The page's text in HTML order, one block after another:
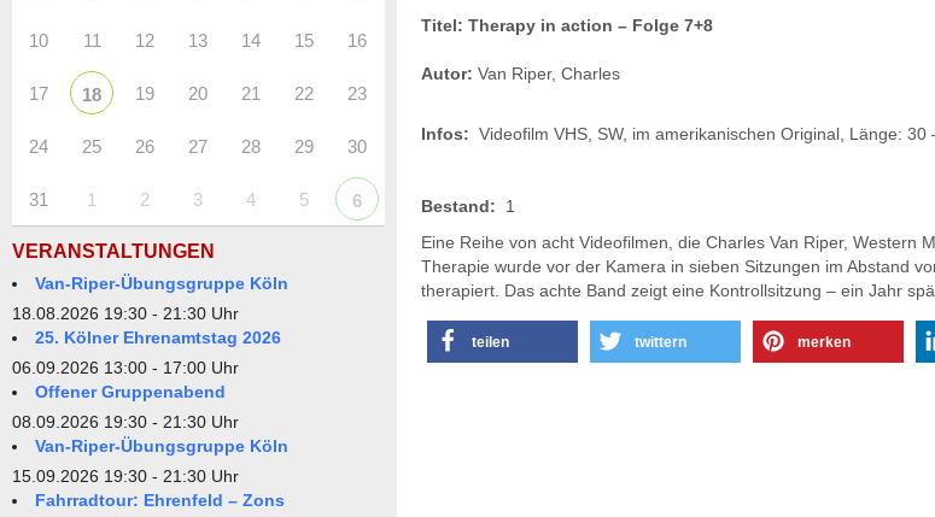
10 11 12 13 14 15 16
17 18 19 20 21 22 23
24 25 26 27 28 29 30
31 1 2 3 4 5 6
VERANSTALTUNGEN
Van-Riper-Übungsgruppe Köln
18.08.2026 19:30 - 21:30 Uhr
25. Kölner Ehrenamtstag 2026
06.09.2026 13:00 - 17:00 Uhr
Offener Gruppenabend
08.09.2026 19:30 - 21:30 Uhr
Van-Riper-Übungsgruppe Köln
15.09.2026 19:30 - 21:30 Uhr
Fahrradtour: Ehrenfeld – Zons
Titel: Therapy in action – Folge 7+8
Autor: Van Riper, Charles
Infos: Videofilm VHS, SW, im amerikanischen Original, Länge: 30
Bestand: 1
Eine Reihe von acht Videofilmen, die Charles Van Riper, Western
Therapie wurde vor der Kamera in sieben Sitzungen im Abstand
therapiert. Das achte Band zeigt eine Kontrollsitzung – ein Jahr
teilen twittern merken